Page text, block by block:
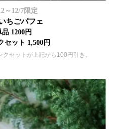
～12/7限定
ちごパフェ
品 1200円
セット 1,500円
クセットが上記から100円引き。